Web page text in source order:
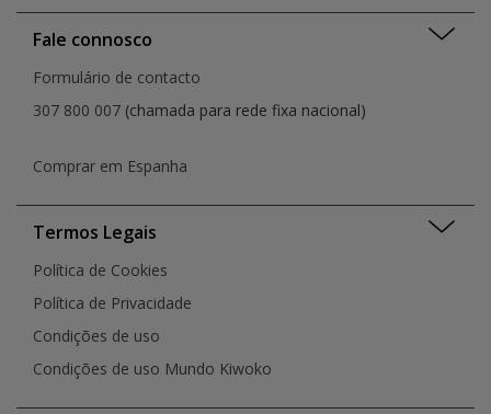
Fale connosco
Formulário de contacto
307 800 007 (chamada para rede fixa nacional)
Comprar em Espanha
Termos Legais
Política de Cookies
Política de Privacidade
Condições de uso
Condições de uso Mundo Kiwoko